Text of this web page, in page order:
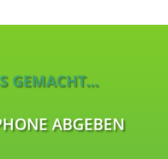
GEMACHT...
ABGEBEN